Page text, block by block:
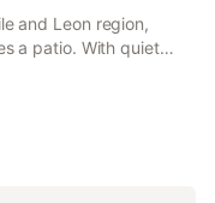
and Leon region,
a patio. With quiet
balcony. Every room